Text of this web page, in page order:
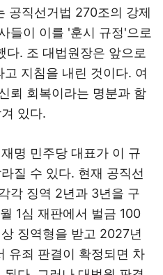
공직선거법 270조의 강제
들이 이를 '훈시 규정'으로
다. 조 대법원장은 앞으로
지침을 내린 것이다. 여
뢰 회복이라는 명분과 함
있다.
명 민주당 대표가 이 규
질 수 있다. 현재 공직선
각 징역 2년과 3년을 구
1심 재판에서 벌금 100
징역형을 받고 2027년
유죄 판결이 확정되면 차